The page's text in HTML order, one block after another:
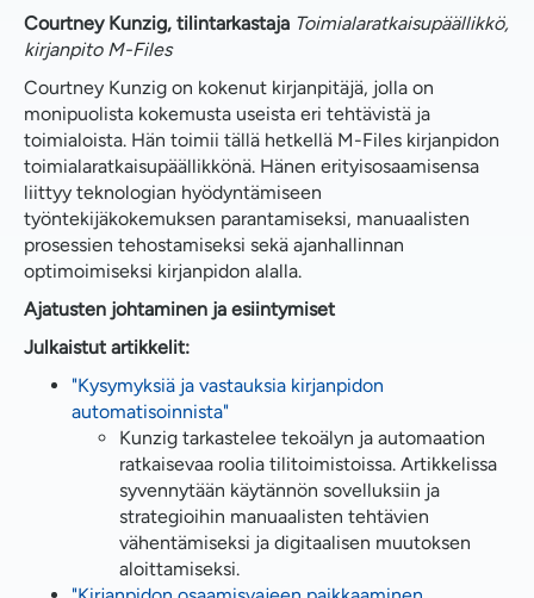
Courtney Kunzig, tilintarkastaja Toimialaratkaisupäällikkö,
kirjanpito M-Files
Courtney Kunzig on kokenut kirjanpitäjä, jolla on
monipuolista kokemusta useista eri tehtävistä ja
toimialoista. Hän toimii tällä hetkellä M-Files kirjanpidon
toimialaratkaisupäällikkönä. Hänen erityisosaamisensa
liittyy teknologian hyödyntämiseen
työntekijäkokemuksen parantamiseksi, manuaalisten
prosessien tehostamiseksi sekä ajanhallinnan
optimoimiseksi kirjanpidon alalla.
Ajatusten johtaminen ja esiintymiset
Julkaistut artikkelit:
"Kysymyksiä ja vastauksia kirjanpidon
automatisoinnista"
Kunzig tarkastelee tekoälyn ja automaation
ratkaisevaa roolia tilitoimistoissa. Artikkelissa
syvennytään käytännön sovelluksiin ja
strategioihin manuaalisten tehtävien
vähentämiseksi ja digitaalisen muutoksen
aloittamiseksi.